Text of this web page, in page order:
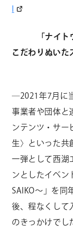
「ナイ
こだわりぬいた
―2021年7月に
事業者や団体と
ンテンツ・サー
生〉といった共
一弾として西湖
ンとしたイベン
SAIKO～」を同
後、程なくして
のきっかけでし